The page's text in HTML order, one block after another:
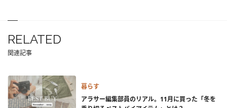
RELATED
関連記事
暮らす
アラサー編集部員のリアル。11月に買った「冬を